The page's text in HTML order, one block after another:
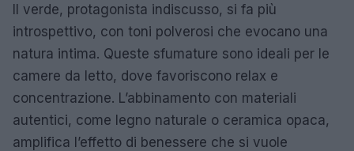
Il verde, protagonista indiscusso, si fa più
introspettivo, con toni polverosi che evocano una
natura intima. Queste sfumature sono ideali per le
camere da letto, dove favoriscono relax e
concentrazione. L’abbinamento con materiali
autentici, come legno naturale o ceramica opaca,
amplifica l’effetto di benessere che si vuole